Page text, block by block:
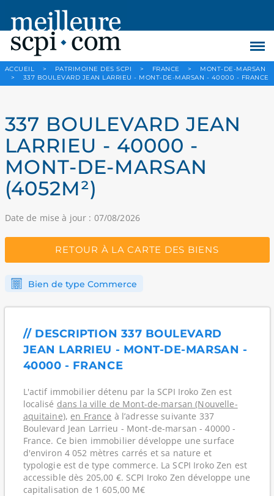
ACCUEIL > PATRIMOINE DES SCPI > FRANCE >
MONT-DE-MARSAN
>
337 BOULEVARD JEAN LARRIEU - MONT-DE-MARSAN - 40000 - FRANCE
337 BOULEVARD JEAN
LARRIEU - 40000 -
MONT-DE-MARSAN
(4052M²)
Date de mise à jour : 07/08/2026
RETOUR À LA CARTE DES BIENS
Bien de type Commerce
// DESCRIPTION 337 BOULEVARD
JEAN LARRIEU - MONT-DE-MARSAN -
40000 - FRANCE
L'actif immobilier détenu par la SCPI Iroko Zen est
localisé dans la ville de Mont-de-marsan (Nouvelle-
aquitaine), en France à l’adresse suivante 337
Boulevard Jean Larrieu - Mont-de-marsan - 40000 -
France. Ce bien immobilier développe une surface
d'environ 4 052 mètres carrés et sa nature et
typologie est de type commerce. La SCPI Iroko Zen est
accessible dès 205,00 €. SCPI Iroko Zen développe une
capitalisation de 1 605,00 M€